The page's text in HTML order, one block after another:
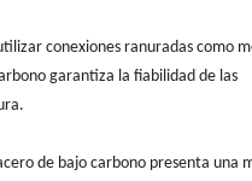
conexiones ranuradas como
garantiza la fiabilidad de las
de bajo carbono presenta una